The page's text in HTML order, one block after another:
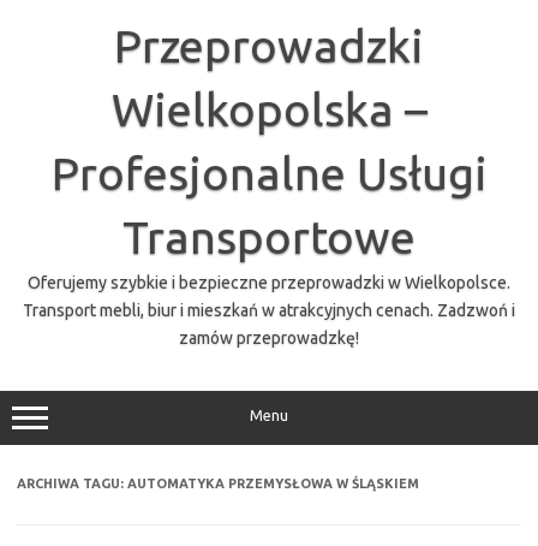
Przeprowadzki
Wielkopolska –
Profesjonalne Usługi
Transportowe
Oferujemy szybkie i bezpieczne przeprowadzki w Wielkopolsce.
Transport mebli, biur i mieszkań w atrakcyjnych cenach. Zadzwoń i
zamów przeprowadzkę!
Menu
ARCHIWA TAGU: AUTOMATYKA PRZEMYSŁOWA W ŚLĄSKIEM